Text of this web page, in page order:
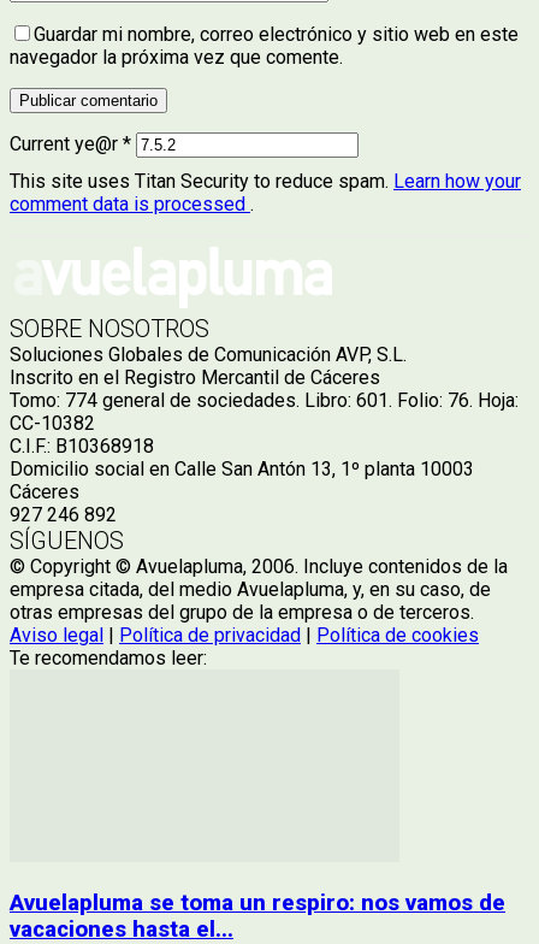
Guardar mi nombre, correo electrónico y sitio web en este
navegador la próxima vez que comente.
Current ye@r *
This site uses Titan Security to reduce spam. Learn how your
comment data is processed .
SOBRE NOSOTROS
Soluciones Globales de Comunicación AVP, S.L.
Inscrito en el Registro Mercantil de Cáceres
Tomo: 774 general de sociedades. Libro: 601. Folio: 76. Hoja:
CC-10382
C.I.F.: B10368918
Domicilio social en Calle San Antón 13, 1º planta 10003
Cáceres
927 246 892
SÍGUENOS
© Copyright © Avuelapluma, 2006. Incluye contenidos de la
empresa citada, del medio Avuelapluma, y, en su caso, de
otras empresas del grupo de la empresa o de terceros.
Aviso legal
Política de privacidad
Política de cookies
Te recomendamos leer:
Avuelapluma se toma un respiro: nos vamos de
vacaciones hasta el...